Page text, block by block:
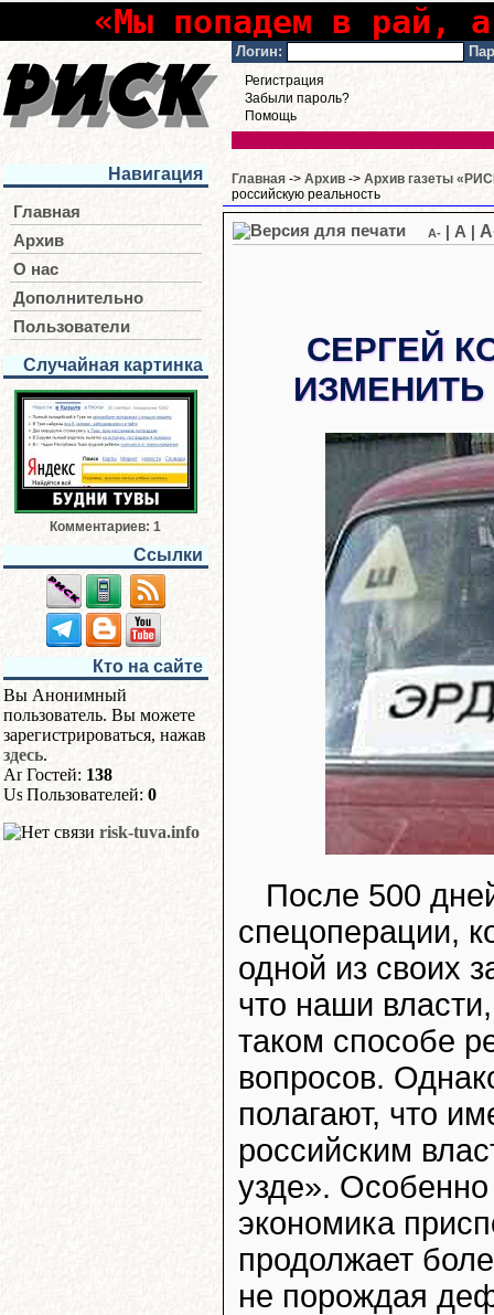
«Мы попадем в рай,
Логин:
Регистрация
Забыли пароль?
Помощь
Навигация
Главная
Архив
О нас
Дополнительно
Пользователи
Случайная картинка
Комментариев: 1
Ссылки
Кто на сайте
Вы Анонимный
пользователь. Вы можете
зарегистрироваться, нажав
здесь.
Гостей: 138
Пользователей: 0
risk-tuva.info
Главная -> Архив -> Архив газеты
российскую реальность
A- A
СЕРГЕЙ
После 500
спецоперации,
одной из своих
что наши
таком способе
вопросов.
полагают, что
российским
узде». Особенно
экономика
продолжает
не порождая